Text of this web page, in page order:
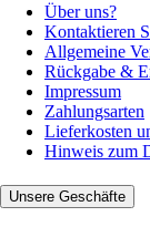
Über uns?
Kontaktieren
Allgemeine
Rückgabe &
Impressum
Zahlungsarten
Lieferkosten
Hinweis zum
Unsere Geschäfte